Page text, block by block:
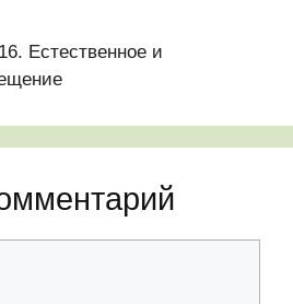
Естественное и